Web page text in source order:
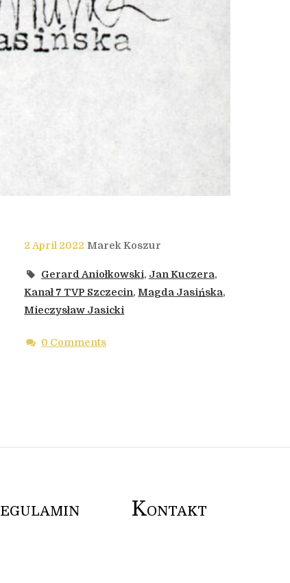
2 April 2022 Marek Koszur
Gerard Aniołkowski, Jan Kuczera,
Kanał 7 TVP Szczecin,Magda Jasińska,
Mieczysław Jasicki
0 Comments
EGULAMIN KONTAKT